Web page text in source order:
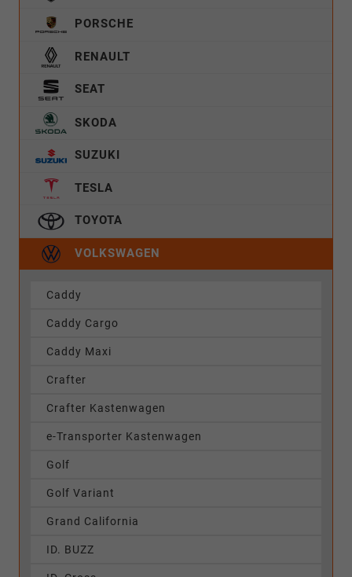
PORSCHE
RENAULT
SEAT
SKODA
SUZUKI
TESLA
TOYOTA
VOLKSWAGEN
Caddy
Caddy Cargo
Caddy Maxi
Crafter
Crafter Kastenwagen
e-Transporter Kastenwagen
Golf
Golf Variant
Grand California
ID. BUZZ